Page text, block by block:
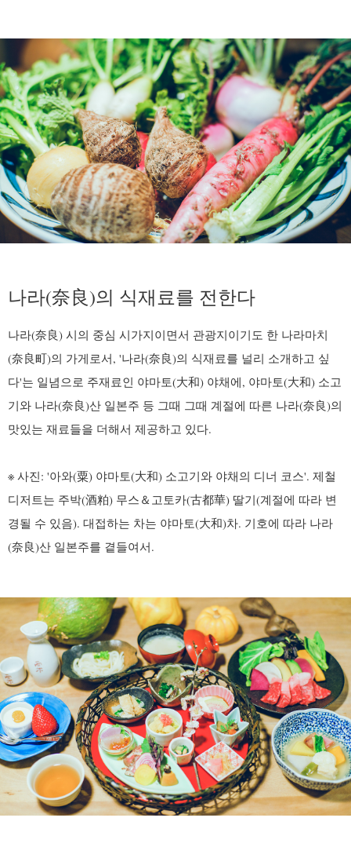
나라(奈良)의 식재료를 전한다
나라(奈良) 시의 중심 시가지이면서 관광지이기도 한 나라마치
(奈良町)의 가게로서, '나라(奈良)의 식재료를 널리 소개하고 싶
다'는 일념으로 주재료인 야마토(大和) 야채에, 야마토(大和) 소고
기와 나라(奈良)산 일본주 등 그때 그때 계절에 따른 나라(奈良)의
맛있는 재료들을 더해서 제공하고 있다.
※ 사진: '아와(粟) 야마토(大和) 소고기와 야채의 디너 코스'. 제철
디저트는 주박(酒粕) 무스＆고토카(古都華) 딸기(계절에 따라 변
경될 수 있음). 대접하는 차는 야마토(大和)차. 기호에 따라 나라
(奈良)산 일본주를 곁들여서.